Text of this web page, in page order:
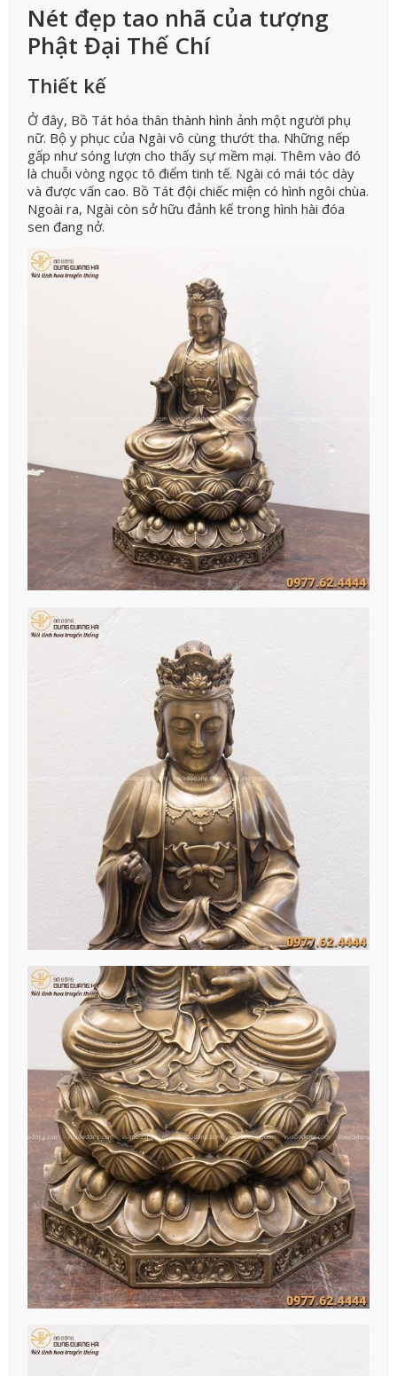
Nét đẹp tao nhã của tượng
Phật Đại Thế Chí
Thiết kế
Ở đây, Bồ Tát hóa thân thành hình ảnh một người phụ
nữ. Bộ y phục của Ngài vô cùng thướt tha. Những nếp
gấp như sóng lượn cho thấy sự mềm mại. Thêm vào đó
là chuỗi vòng ngọc tô điểm tinh tế. Ngài có mái tóc dày
và được vấn cao. Bồ Tát đội chiếc miện có hình ngôi chùa.
Ngoài ra, Ngài còn sở hữu đảnh kế trong hình hài đóa
sen đang nở.